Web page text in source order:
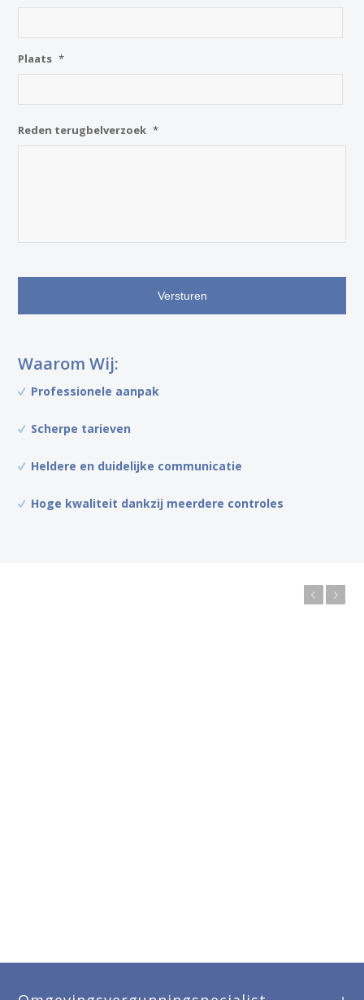
Plaats *
Reden terugbelverzoek *
CAPTCHA
Waarom Wij:
Professionele aanpak
Scherpe tarieven
Heldere en duidelijke communicatie
Hoge kwaliteit dankzij meerdere controles